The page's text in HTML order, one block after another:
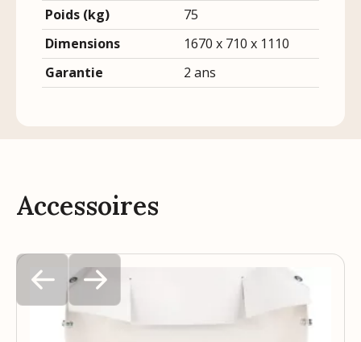
Poids (kg)
75
Dimensions
1670 x 710 x 1110
Garantie
2 ans
Accessoires